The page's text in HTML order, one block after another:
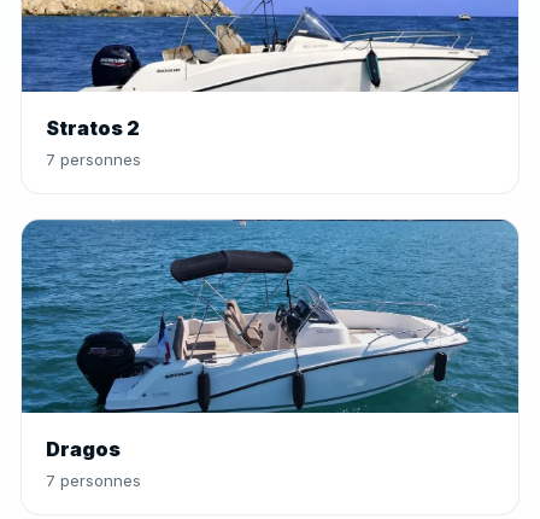
Stratos 2
7 personnes
Dragos
7 personnes